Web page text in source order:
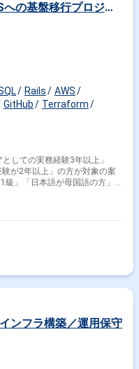
の基盤移行プロジェ
Rails
AWS
GitHub
Terraform
としての実務経験3年以上」
が2年以上」の方が対象の案
」「日本語が母国語の方」
で担当がついている方
アプリケーションの移行作
ンフラ構築／運用保守